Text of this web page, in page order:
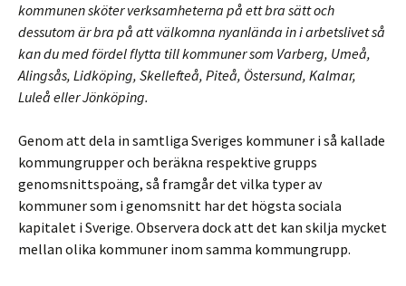
kommunen sköter verksamheterna på ett bra sätt och
dessutom är bra på att välkomna nyanlända in i arbetslivet så
kan du med fördel flytta till kommuner som Varberg, Umeå,
Alingsås, Lidköping, Skellefteå, Piteå, Östersund, Kalmar,
Luleå eller Jönköping.
Genom att dela in samtliga Sveriges kommuner i så kallade
kommungrupper och beräkna respektive grupps
genomsnittspoäng, så framgår det vilka typer av
kommuner som i genomsnitt har det högsta sociala
kapitalet i Sverige. Observera dock att det kan skilja mycket
mellan olika kommuner inom samma kommungrupp.